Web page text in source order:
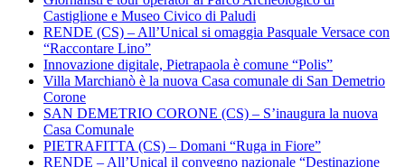
Castiglione e Museo Civico di Paludi
RENDE (CS) – All’Unical si omaggia Pasquale Versace con
“Raccontare Lino”
Innovazione digitale, Pietrapaola è comune “Polis”
Villa Marchianò è la nuova Casa comunale di San Demetrio
Corone
SAN DEMETRIO CORONE (CS) – S’inaugura la nuova
Casa Comunale
PIETRAFITTA (CS) – Domani “Ruga in Fiore”
RENDE – All’Unical il convegno nazionale “Destinazione